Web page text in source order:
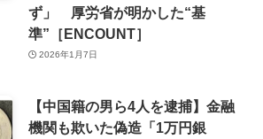
ず」 厚労省が明かした“基
準”［ENCOUNT］
2026年1月7日
【中国籍の男ら4人を逮捕】金融
機関も欺いた偽造「1万円銀